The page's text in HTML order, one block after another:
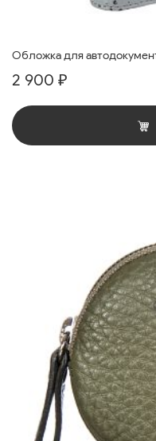
Обложка для
2 900 ₽